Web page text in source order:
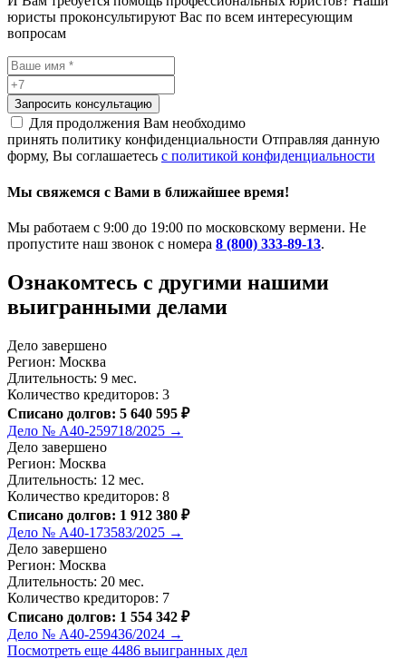
юристы проконсультируют Вас по всем интересующим
вопросам
Запросить консультацию
Для продолжения Вам необходимо
принять политику конфиденциальности Отправляя данную
форму, Вы соглашаетесь с политикой конфиденциальности
Мы свяжемся с Вами в ближайшее время!
Мы работаем с 9:00 до 19:00 по московскому вермени. Не
пропустите наш звонок с номера 8 (800) 333-89-13.
Ознакомтесь c другими нашими
выигранными делами
Дело завершено
Регион: Москва
Длительность: 9 мес.
Количество кредиторов: 3
Списано долгов: 5 640 595 ₽
Дело № А40-259718/2025 →
Дело завершено
Регион: Москва
Длительность: 12 мес.
Количество кредиторов: 8
Списано долгов: 1 912 380 ₽
Дело № А40-173583/2025 →
Дело завершено
Регион: Москва
Длительность: 20 мес.
Количество кредиторов: 7
Списано долгов: 1 554 342 ₽
Дело № А40-259436/2024 →
Посмотреть еще 4486 выигранных дел